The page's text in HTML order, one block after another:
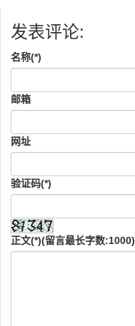
发表评论:
名称(*)
邮箱
网址
验证码(*)
正文(*)(留言最长字数:1000)